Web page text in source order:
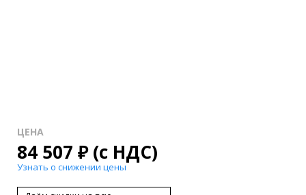
ЦЕНА
84 507 ₽(с НДС)
Узнать о снижении цены